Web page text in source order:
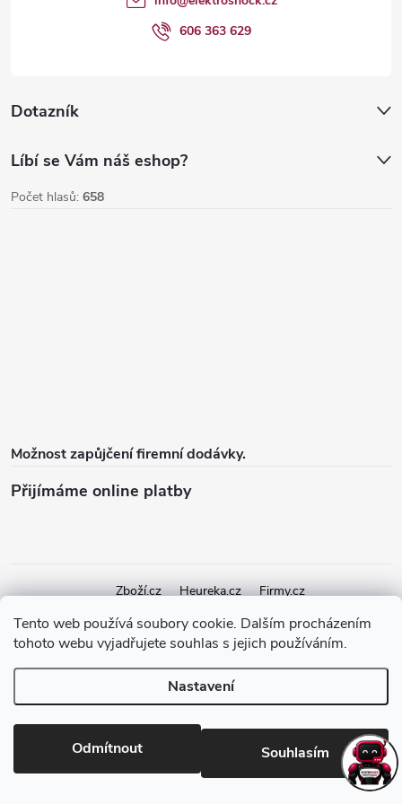
Tento web používá soubory cookie. Dalším procházením
tohoto webu vyjadřujete souhlas s jejich používáním.
Nastavení
Odmítnout Souhlasím
s
u
606 363 629
Dotazník
Líbí se Vám náš eshop?
Počet hlasů: 658
Možnost zapůjčení firemní dodávky.
Přijímáme online platby
Zboží.cz Heureka.cz Firmy.cz
nastavení cookies
Odstoupit od smlouvy